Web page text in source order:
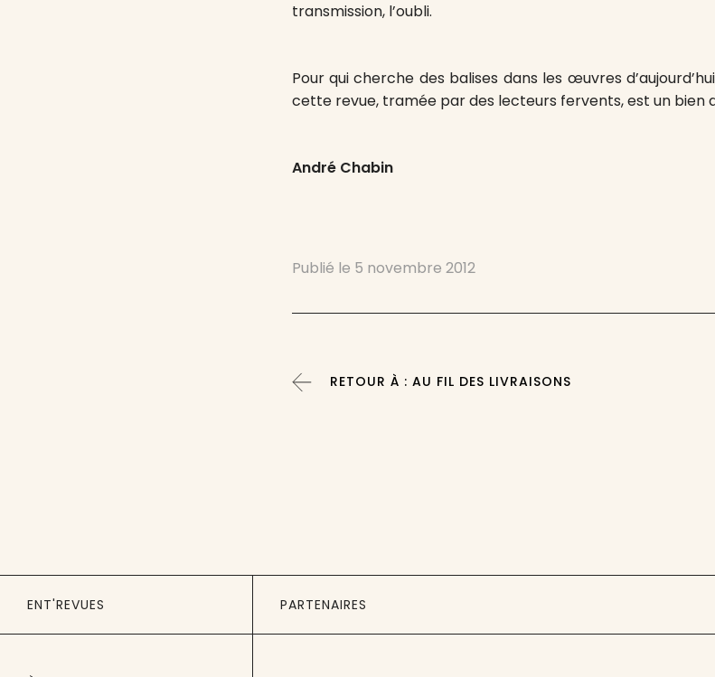
transmission, l’oubli.
Pour qui cherche des balises dans les œuvres
cette revue, tramée par des lecteurs fervents, est un bien
André Chabin
Publié le 5 novembre 2012
RETOUR À : AU FIL DES LIVRAISONS
ENT'REVUES PARTENAIRES